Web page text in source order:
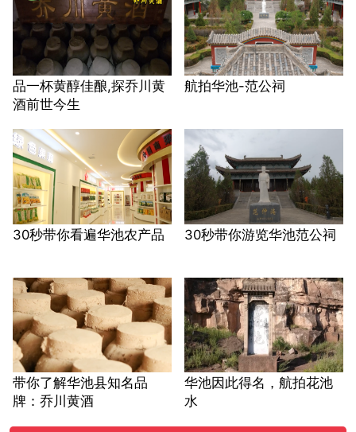
品一杯黄醇佳酿,探乔川黄
酒前世今生
航拍华池-范公祠
30秒带你看遍华池农产品 30秒带你游览华池范公祠
带你了解华池县知名品
牌：乔川黄酒
华池因此得名，航拍花池
水